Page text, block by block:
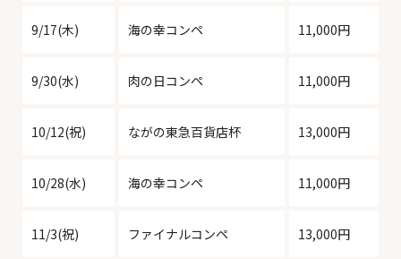
9
21,400 円～
11
40,300 円
12
40,300 円
13 14
13,500 円～
15
12,100 円～
9/17(木) 海の幸コンペ 11,000円
9/30(水) 肉の日コンペ 11,000円
10/12(祝) ながの東急百貨店杯 13,000円
10/28(水) 海の幸コンペ 11,000円
11/3(祝) ファイナルコンペ 13,000円